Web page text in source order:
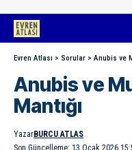
Evren Atlası > Sorular > Anubis ve
Anubis ve
Mantığı
Son Güncelleme: 13 Ocak 2026
YazarBURCU ATLAS